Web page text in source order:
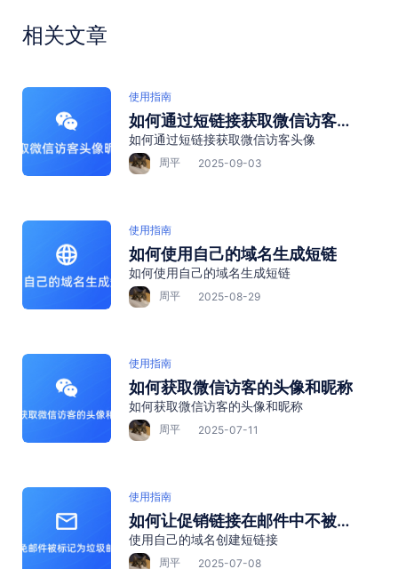
相关文章
使用指南
如何通过短链接获取微信访客头
像
如何通过短链接获取微信访客头像
周平 2025-09-03
使用指南
如何使用自己的域名生成短链
如何使用自己的域名生成短链
周平 2025-08-29
使用指南
如何获取微信访客的头像和昵称
如何获取微信访客的头像和昵称
周平 2025-07-11
使用指南
如何让促销链接在邮件中不被标
记为垃圾信息？→ 绑定企业域
名”
使用自己的域名创建短链接
周平 2025-07-08